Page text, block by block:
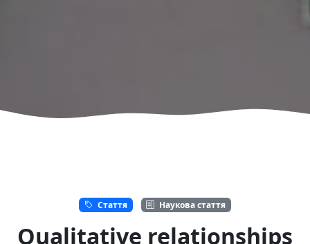
Стаття Наукова стаття
Qualitative relationships